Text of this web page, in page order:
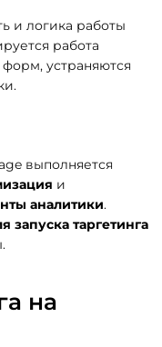
и логика работы
работа
устраняются
выполняется
и
аналитики.
запуска таргетинга
на